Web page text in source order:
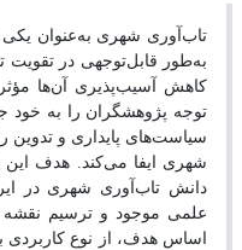
تاب‌آوری شهری به‌عنوان
به‌طور قابل‌توجهی در تقویت
کاهش آسیب‌پذیری آن‌ها
توجه پژوهشگران را به خود
سیاست‌های پایداری و تدوین
شهری ایفا می‌کند. هدف این
دانش تاب‌آوری شهری در
علمی موجود و ترسیم
اساس هدف، از نوع کاربردی